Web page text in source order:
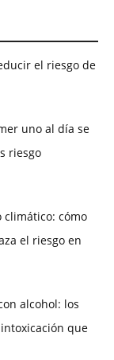
el riesgo de
uno al día se
riesgo
cómo
el riesgo en
alcohol: los
que